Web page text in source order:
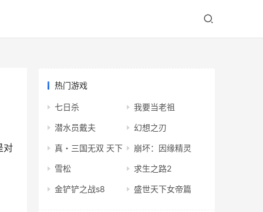
对
热门游戏
七日杀 我要当老祖
潜水员戴夫 幻想之刃
真・三国无双 天下 崩坏：因缘精灵
雪松 求生之路2
金铲铲之战s8 盛世天下女帝篇